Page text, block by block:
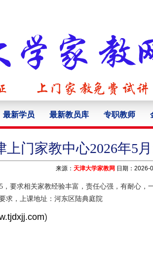
最新学员 最新教员库 专职教师
上门家教中心2026年5
来源： 天津大学家教网 日期：2026-
要求相关家教经验丰富，责任心强，有耐心，
求，上课地址：河东区陆典庭院
)